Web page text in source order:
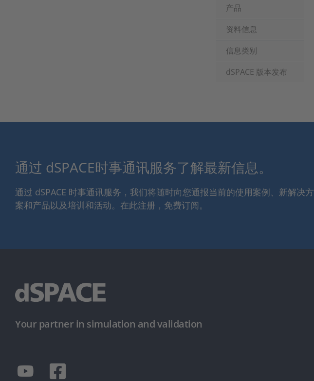
产品
资料信息
信息类别
dSPACE 版本发布
通过 dSPACE时事通讯服务了解最新信息。
通过 dSPACE 时事通讯服务，我们将随时向您通报当前的使用案例、新解决方
案和产品以及培训和活动。在此注册，免费订阅。
Your partner in simulation and validation